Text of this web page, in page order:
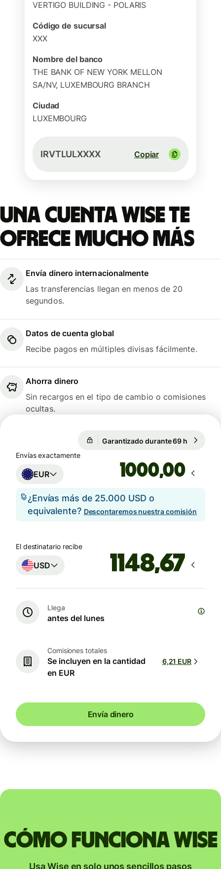
VERTIGO BUILDING - POLARIS
Código de sucursal
XXX
Nombre del banco
THE BANK OF NEW YORK MELLON
SA/NV, LUXEMBOURG BRANCH
Ciudad
LUXEMBOURG
IRVTLULXXXX Copiar
Una cuenta Wise te
ofrece mucho más
Envía dinero internacionalmente
Las transferencias llegan en menos de 20
segundos.
Datos de cuenta global
Recibe pagos en múltiples divisas fácilmente.
Ahorra dinero
Sin recargos en el tipo de cambio o comisiones
ocultas.
Garantizado durante 69 h
Envías exactamente
EUR ,00
¿Envías más de 25.000 USD o
equivalente? Descontaremos nuestra comisión
El destinatario recibe
USD
Llega
antes del lunes
Comisiones totales
Se incluyen en la cantidad
en EUR
6,21 EUR
Envía dinero
Cómo funciona Wise
Usa Wise en solo unos sencillos pasos